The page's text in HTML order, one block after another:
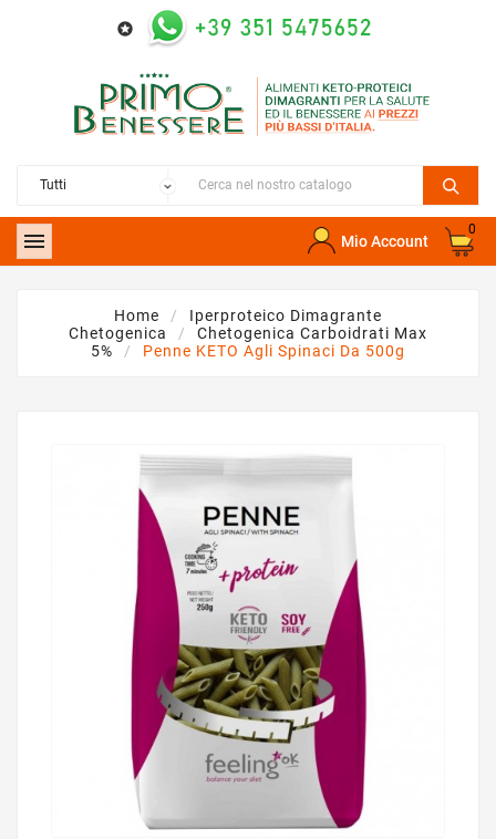

 Mio Account
0
Home
Iperproteico Dimagrante
Chetogenica
Chetogenica Carboidrati Max
5%
Penne KETO Agli Spinaci Da 500g